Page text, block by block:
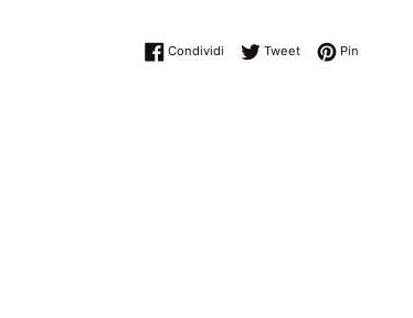
Condividi Condividi su Facebook
TweetTwitta su Twitter
Pin